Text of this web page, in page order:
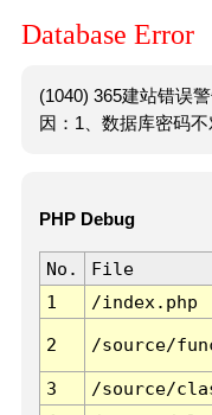
Database Error
(1040) 365建站错误
因：1、数据库密码不
PHP Debug
No. File
1
/index.php
2 /source/
3 /source/